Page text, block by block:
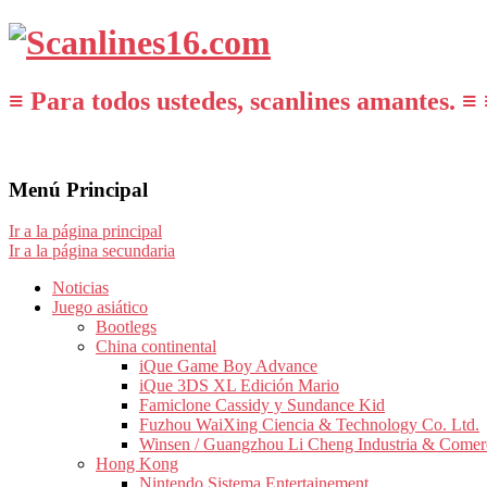
≡ Para todos ustedes, scanlines amantes. ≡
Menú Principal
Ir a la página principal
Ir a la página secundaria
Noticias
Juego asiático
Bootlegs
China continental
iQue Game Boy Advance
iQue 3DS XL Edición Mario
Famiclone Cassidy y Sundance Kid
Fuzhou WaiXing Ciencia & Technology Co. Ltd.
Winsen / Guangzhou Li Cheng Industria &
Hong Kong